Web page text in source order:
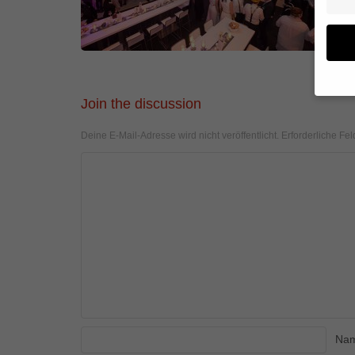
Join the discussion
Deine E-Mail-Adresse wird nicht veröffentlicht. Erforderliche